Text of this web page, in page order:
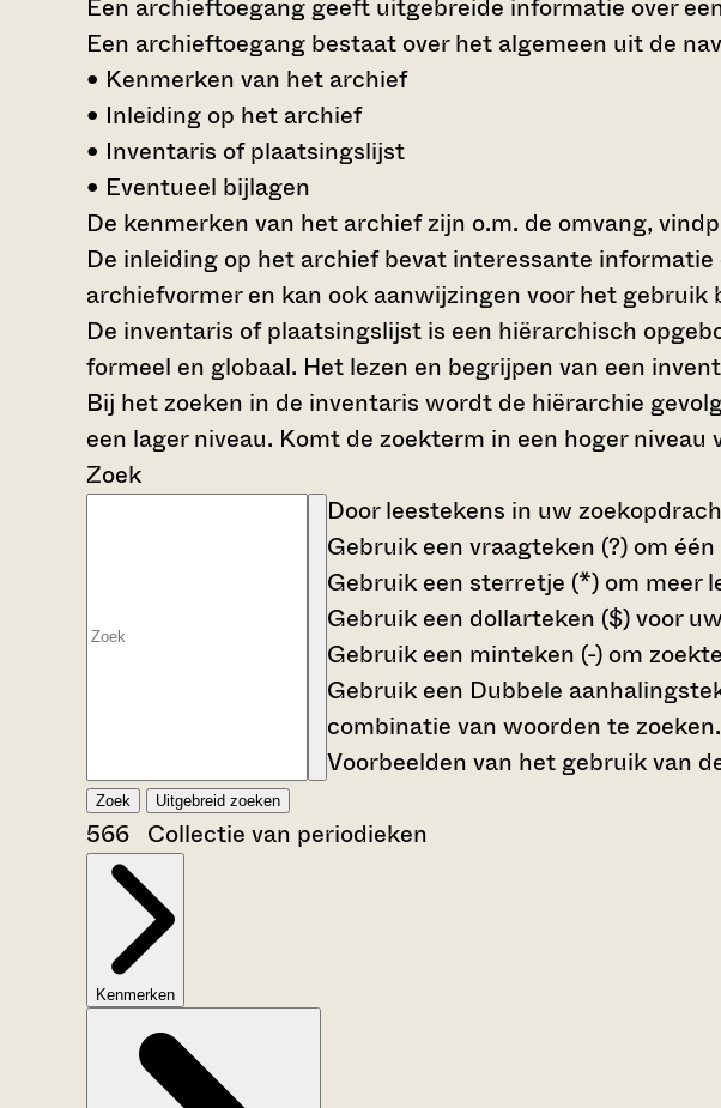
Een archieftoegang geeft uitgebreide informatie over
Een archieftoegang bestaat over het algemeen uit de
• Kenmerken van het archief
• Inleiding op het archief
• Inventaris of plaatsingslijst
• Eventueel bijlagen
De kenmerken van het archief zijn o.m. de omvang,
De inleiding op het archief bevat interessante
archiefvormer en kan ook aanwijzingen voor het gebruik
De inventaris of plaatsingslijst is een hiërarchisch
formeel en globaal. Het lezen en begrijpen van een
Bij het zoeken in de inventaris wordt de hiërarchie
een lager niveau. Komt de zoekterm in een hoger
Zoek
Door leestekens in uw
Gebruik een vraagteken (?) om
Gebruik een sterretje (*) om meer
Gebruik een dollarteken ($)voor
Gebruik een minteken (-) om
Gebruik een Dubbele
combinatie van woorden te zoeken.
Voorbeelden van het gebruik van
Zoek Uitgebreid zoeken
566 Collectie van periodieken
Kenmerken